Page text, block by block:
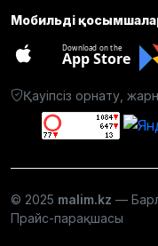
Мобильді
Download on the
App Store
Қауіпсіз орнату,
© 2025 malim.kz —
Прайс-парақшасы